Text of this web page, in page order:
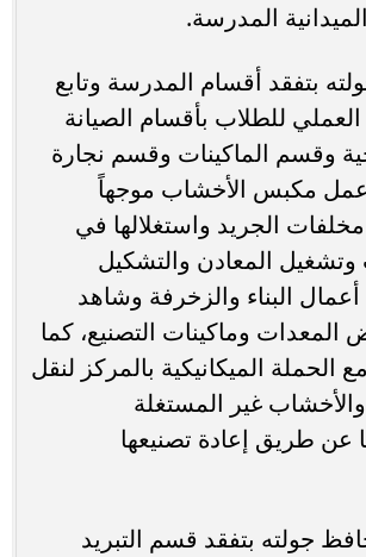
المدرسة.
بتفقد أقسام المدرسة وتابع
العملي للطلاب بأقسام الصيانة
وقسم الماكينات وقسم نجارة
عمل مكبس الأخشاب موجهاً
الجريد واستغلالها في
المعادن والتشكيل
البناء والزخرفة وشاهد
وماكينات التصنيع، كما
الحملة الميكانيكية بالمركز لنقل
غير المستغلة
عن طريق إعادة تصنيعها
جولته بتفقد قسم التبريد